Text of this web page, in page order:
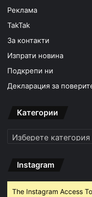
Реклама
TakTak
За контакти
Изпрати новина
Подкрепи ни
Декларация за
Категории
Категории
Instagram
The Instagram Access